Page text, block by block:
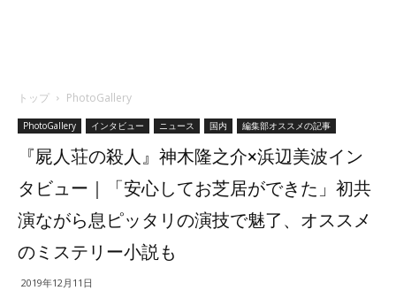
トップ PhotoGallery
PhotoGallery インタビュー ニュース 国内 編集部オススメの記事
『屍人荘の殺人』神木隆之介×浜辺美波イン
タビュー｜「安心してお芝居ができた」初共
演ながら息ピッタリの演技で魅了、オススメ
のミステリー小説も
2019年12月11日